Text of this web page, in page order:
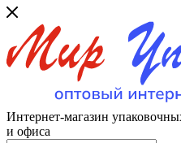
Интернет-магазин
и офиса